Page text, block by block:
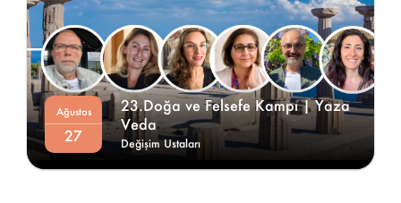
23.Doğa ve Felsefe Kampı | Yaza
Veda
Ağustos
27 Değişim Ustaları